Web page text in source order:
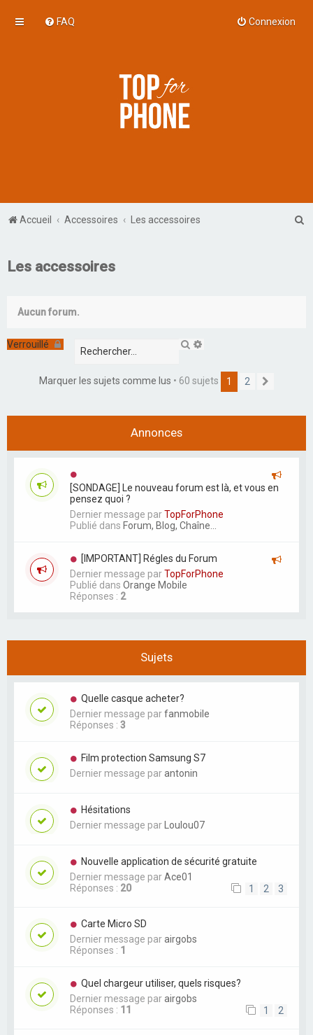
FAQ Connexion
Accueil Accessoires Les accessoires
Les accessoires
Aucun forum.
Verrouillé
R
h
e
h
e
v
c
e
Marquer les sujets comme lus • 60 sujets 1 2
v
t
Annonces
[SONDAGE] Le nouveau forum est là, et vous en
pensez quoi ?
Dernier message parTopForPhone
Publié dans Forum, Blog, Chaîne...
[IMPORTANT] Régles du Forum
Dernier message parTopForPhone
Publié dans Orange Mobile
Réponses : 2
Sujets
Quelle casque acheter?
Dernier message parfanmobile
Réponses : 3
Film protection Samsung S7
Dernier message parantonin
Hésitations
Dernier message parLoulou07
Nouvelle application de sécurité gratuite
Dernier message parAce01
Réponses : 20 1 2 3
Carte Micro SD
Dernier message parairgobs
Réponses : 1
Quel chargeur utiliser, quels risques?
Dernier message parairgobs
Réponses : 11 1 2